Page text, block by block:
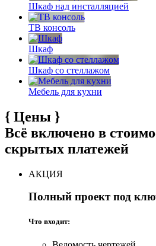
Шкаф над инсталляцией
ТВ консоль
Шкаф
Шкаф со стеллажом
Мебель для кухни
{ Цены }
Всё включено в
скрытых платежей
АКЦИЯ
Полный проект под
Что входит: